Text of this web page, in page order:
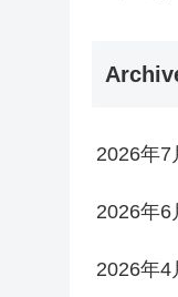
2026年7
2026年6
2026年4